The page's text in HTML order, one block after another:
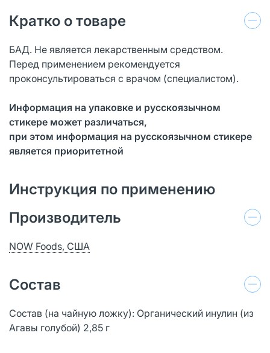
Кратко о товаре
БАД. Не является лекарственным средством.
Перед применением рекомендуется
проконсультироваться с врачом (специалистом).
Информация на упаковке и русскоязычном
стикере может различаться,
при этом информация на русскоязычном стикере
является приоритетной
Инструкция по применению
Производитель
NOW Foods, США
Состав
Состав (на чайную ложку): Органический инулин (из
Агавы голубой) 2,85 г